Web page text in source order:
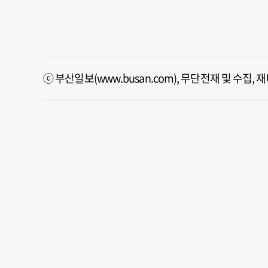
ⓒ 부산일보(www.busan.com), 무단전재 및 수집,